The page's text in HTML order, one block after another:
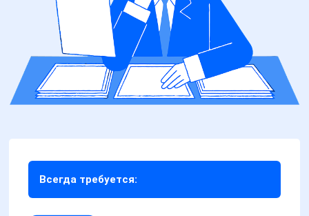
Всегда требуется: